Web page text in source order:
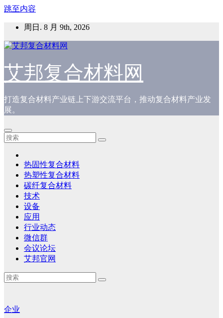
跳至内容
周日. 8 月 9th, 2026
艾邦复合材料网
打造复合材料产业链上下游交流平台，推动复合材料产业发
展。
热固性复合材料
热塑性复合材料
碳纤复合材料
技术
设备
应用
行业动态
微信群
会议论坛
艾邦官网
企业